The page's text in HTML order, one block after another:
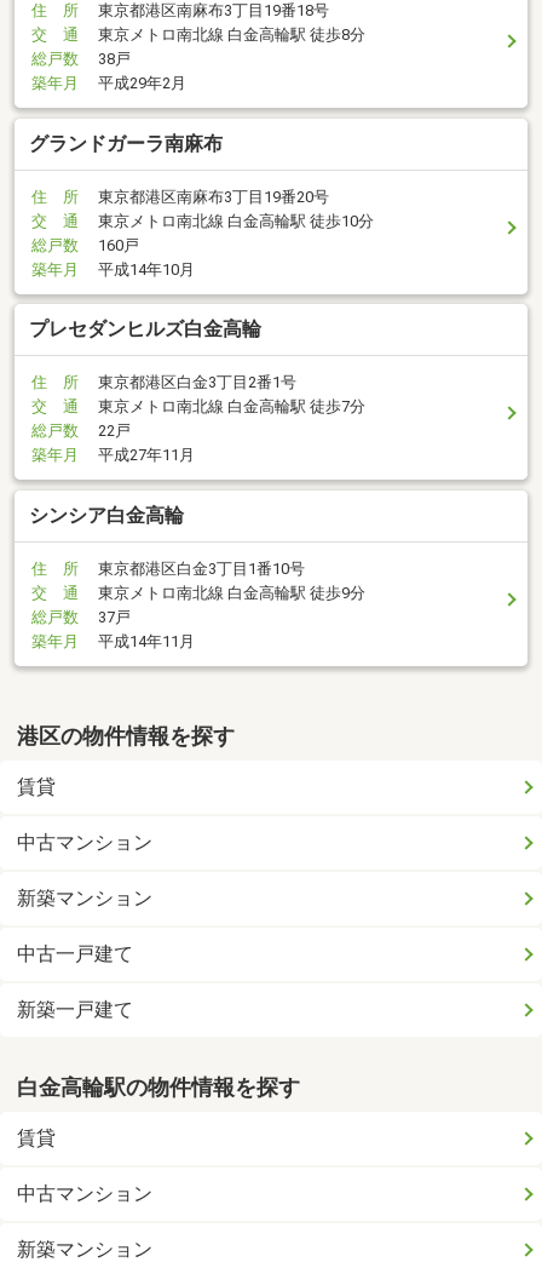
住 所
東京都港区南麻布3丁目19番18号
交 通
東京メトロ南北線 白金高輪駅 徒歩8分
総戸数
38戸
築年月
平成29年2月
グランドガーラ南麻布
住 所
東京都港区南麻布3丁目19番20号
交 通
東京メトロ南北線 白金高輪駅 徒歩10分
総戸数
160戸
築年月
平成14年10月
プレセダンヒルズ白金高輪
住 所
東京都港区白金3丁目2番1号
交 通
東京メトロ南北線 白金高輪駅 徒歩7分
総戸数
22戸
築年月
平成27年11月
シンシア白金高輪
住 所
東京都港区白金3丁目1番10号
交 通
東京メトロ南北線 白金高輪駅 徒歩9分
総戸数
37戸
築年月
平成14年11月
港区の物件情報を探す
賃貸
中古マンション
新築マンション
中古一戸建て
新築一戸建て
白金高輪駅の物件情報を探す
賃貸
中古マンション
新築マンション